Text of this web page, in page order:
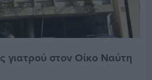
γιατρού στον Οίκο Ναύτη